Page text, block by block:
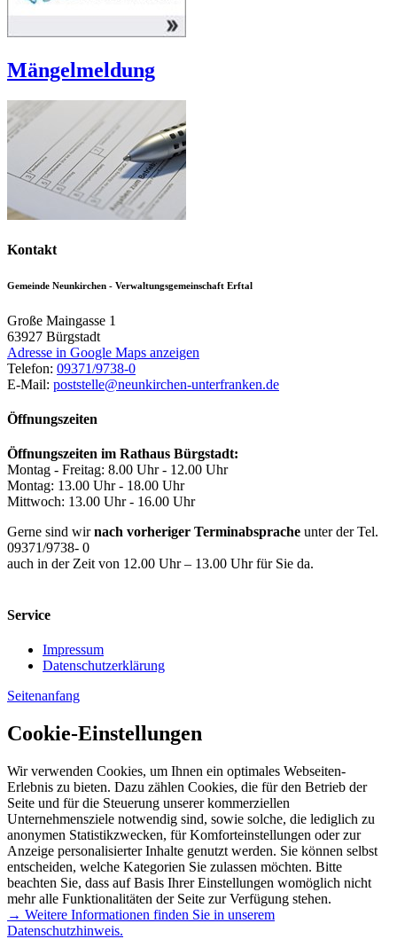
Mängelmeldung
Kontakt
Gemeinde Neunkirchen - Verwaltungsgemeinschaft Erftal
Große Maingasse 1
63927 Bürgstadt
Adresse in Google Maps anzeigen
Telefon: 09371/9738-0
E-Mail: poststelle@neunkirchen-unterfranken.de
Öffnungszeiten
Öffnungszeiten im Rathaus Bürgstadt:
Montag - Freitag: 8.00 Uhr - 12.00 Uhr
Montag: 13.00 Uhr - 18.00 Uhr
Mittwoch: 13.00 Uhr - 16.00 Uhr
Gerne sind wirnach vorheriger Terminabsprache unter der Tel.
09371/9738- 0
auch in der Zeit von 12.00 Uhr – 13.00 Uhr für Sie da.
Service
Impressum
Datenschutzerklärung
Seitenanfang
Cookie-Einstellungen
Wir verwenden Cookies, um Ihnen ein optimales Webseiten-
Erlebnis zu bieten. Dazu zählen Cookies, die für den Betrieb der
Seite und für die Steuerung unserer kommerziellen
Unternehmensziele notwendig sind, sowie solche, die lediglich zu
anonymen Statistikzwecken, für Komforteinstellungen oder zur
Anzeige personalisierter Inhalte genutzt werden. Sie können selbst
entscheiden, welche Kategorien Sie zulassen möchten. Bitte
beachten Sie, dass auf Basis Ihrer Einstellungen womöglich nicht
mehr alle Funktionalitäten der Seite zur Verfügung stehen.
→ Weitere Informationen finden Sie in unserem
Datenschutzhinweis.